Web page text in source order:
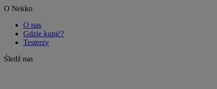
O Nekko
O nas
Gdzie kupić?
Testerzy
Śledź nas